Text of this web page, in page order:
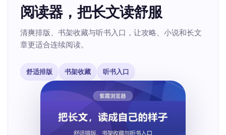
阅读器，把长文读舒服
清爽排版、书架收藏与听书入口，让攻略、小说和长文
章更适合连续阅读。
舒适排版 书架收藏 听书入口